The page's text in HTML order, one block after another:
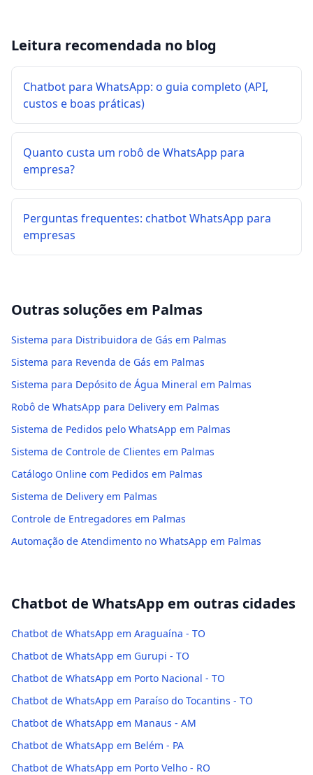
Leitura recomendada no blog
Chatbot para WhatsApp: o guia completo (API,
custos e boas práticas)
Quanto custa um robô de WhatsApp para
empresa?
Perguntas frequentes: chatbot WhatsApp para
empresas
Outras soluções em Palmas
Sistema para Distribuidora de Gás em Palmas
Sistema para Revenda de Gás em Palmas
Sistema para Depósito de Água Mineral em Palmas
Robô de WhatsApp para Delivery em Palmas
Sistema de Pedidos pelo WhatsApp em Palmas
Sistema de Controle de Clientes em Palmas
Catálogo Online com Pedidos em Palmas
Sistema de Delivery em Palmas
Controle de Entregadores em Palmas
Automação de Atendimento no WhatsApp em Palmas
Chatbot de WhatsApp em outras cidades
Chatbot de WhatsApp em Araguaína - TO
Chatbot de WhatsApp em Gurupi - TO
Chatbot de WhatsApp em Porto Nacional - TO
Chatbot de WhatsApp em Paraíso do Tocantins - TO
Chatbot de WhatsApp em Manaus - AM
Chatbot de WhatsApp em Belém - PA
Chatbot de WhatsApp em Porto Velho - RO